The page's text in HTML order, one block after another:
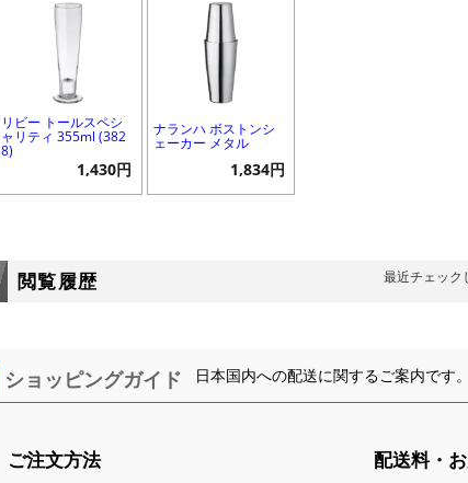
リビー トールスペシ
ャリティ 355ml (382
8)
1,430円
ナランハ ボストンシ
ェーカー メタル
1,834円
閲覧履歴 最近チェック
ショッピングガイド 日本国内への配送に関するご案内です
ご注文方法 配送料・